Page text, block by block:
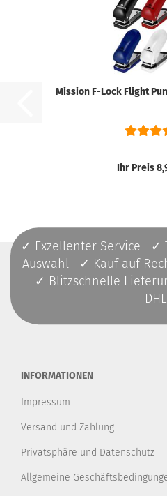
Mission F-Lock Flight
Ihr Preis
✓ Exzellenter Service ✓
Auswahl ✓ Kauf auf
✓ Blitzschnelle
DHL
INFORMATIONEN
Impressum
Versand und Zahlung
Privatsphäre und Datenschutz
Allgemeine